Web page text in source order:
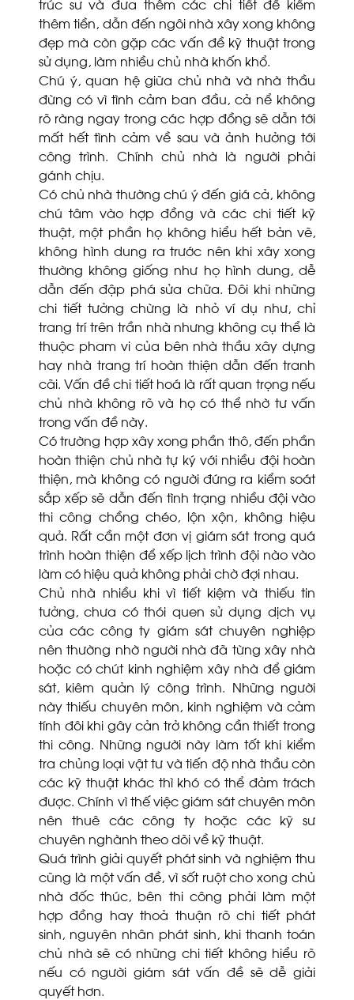
thêm tiền, dẫn đến ngôi nhà xây xong không
đẹp mà còn gặp các vấn đề kỹ thuật trong
sử dụng, làm nhiều chủ nhà khốn khổ.
Chú ý, quan hệ giữa chủ nhà và nhà thầu
đừng có vì tình cảm ban đầu, cả nể không
rõ ràng ngay trong các hợp đồng sẽ dẫn tới
mất hết tình cảm về sau và ảnh hưởng tới
công trình. Chính chủ nhà là người phải
gánh chịu.
Có chủ nhà thường chú ý đến giá cả, không
chú tâm vào hợp đồng và các chi tiết kỹ
thuật, một phần họ không hiểu hết bản vẽ,
không hình dung ra trước nên khi xây xong
thường không giống như họ hình dung, dễ
dẫn đến đập phá sửa chữa. Đôi khi những
chi tiết tưởng chừng là nhỏ ví dụ như, chỉ
trang trí trên trần nhà nhưng không cụ thể là
thuộc pham vi của bên nhà thầu xây dựng
hay nhà trang trí hoàn thiện dẫn đến tranh
cãi. Vấn đề chi tiết hoá là rất quan trọng nếu
chủ nhà không rõ và họ có thể nhờ tư vấn
trong vấn đề này.
Có trường hợp xây xong phần thô, đến phần
hoàn thiện chủ nhà tự ký với nhiều đội hoàn
thiện, mà không có người đứng ra kiểm soát
sắp xếp sẽ dẫn đến tình trạng nhiều đội vào
thi công chồng chéo, lộn xộn, không hiệu
quả. Rất cần một đơn vị giám sát trong quá
trình hoàn thiện để xếp lịch trình đội nào vào
làm có hiệu quả không phải chờ đợi nhau.
Chủ nhà nhiều khi vì tiết kiệm và thiếu tin
tưởng, chưa có thói quen sử dụng dịch vụ
của các công ty giám sát chuyên nghiệp
nên thường nhờ người nhà đã từng xây nhà
hoặc có chút kinh nghiệm xây nhà để giám
sát, kiêm quản lý công trình. Những người
này thiếu chuyên môn, kinh nghiệm và cảm
tính đôi khi gây cản trở không cần thiết trong
thi công. Những người này làm tốt khi kiểm
tra chủng loại vật tư và tiến độ nhà thầu còn
các kỹ thuật khác thì khó có thể đảm trách
được. Chính vì thế việc giám sát chuyên môn
nên thuê các công ty hoặc các kỹ sư
chuyên nghành theo dõi về kỹ thuật.
Quá trình giải quyết phát sinh và nghiệm thu
cũng là một vấn đề, vì sốt ruột cho xong chủ
nhà đốc thúc, bên thi công phải làm một
hợp đồng hay thoả thuận rõ chi tiết phát
sinh, nguyên nhân phát sinh, khi thanh toán
chủ nhà sẽ có những chi tiết không hiểu rõ
nếu có người giám sát vấn đề sẽ dễ giải
quyết hơn.